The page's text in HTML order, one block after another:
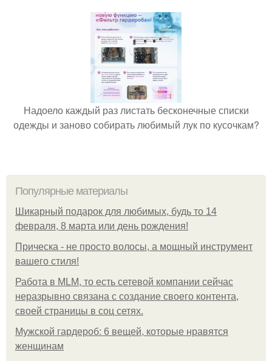
Надоело каждый раз листать бесконечные списки
одежды и заново собирать любимый лук по кусочкам?
Популярные материалы
Шикарный подарок для любимых, будь то 14
февраля, 8 марта или день рождения!
Прическа - не просто волосы, а мощный инструмент
вашего стиля!
Работа в MLM, то есть сетевой компании сейчас
неразрывно связана с создание своего контента,
своей страницы в соц сетях.
Мужской гардероб: 6 вещей, которые нравятся
женщинам